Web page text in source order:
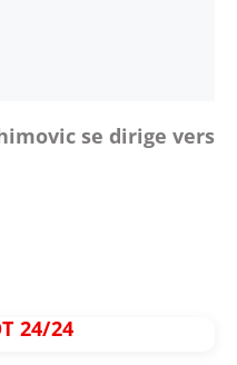
se dirige vers
24/24